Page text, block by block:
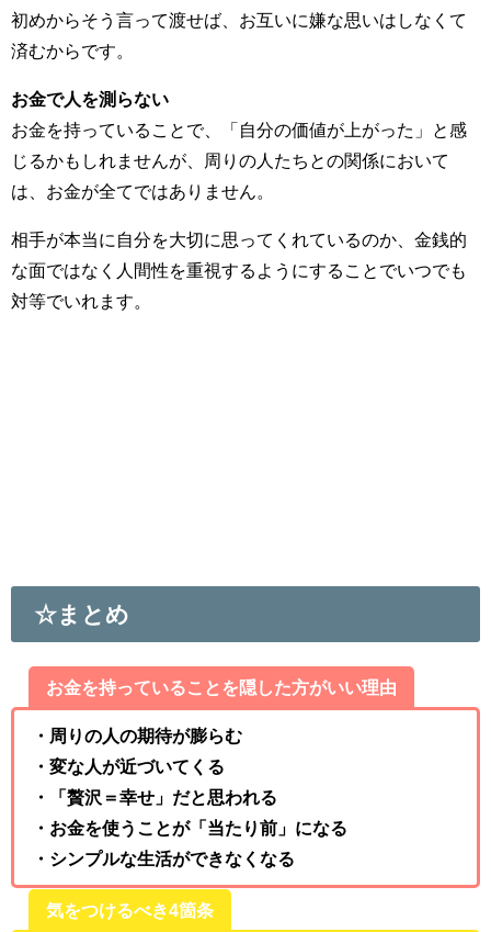
初めからそう言って渡せば、お互いに嫌な思いはしなくて
済むからです。
お金で人を測らない
お金を持っていることで、「自分の価値が上がった」と感
じるかもしれませんが、周りの人たちとの関係において
は、お金が全てではありません。
相手が本当に自分を大切に思ってくれているのか、金銭的
な面ではなく人間性を重視するようにすることでいつでも
対等でいれます。
☆まとめ
お金を持っていることを隠した方がいい理由
・周りの人の期待が膨らむ
・変な人が近づいてくる
・「贅沢＝幸せ」だと思われる
・お金を使うことが「当たり前」になる
・シンプルな生活ができなくなる
気をつけるべき4箇条